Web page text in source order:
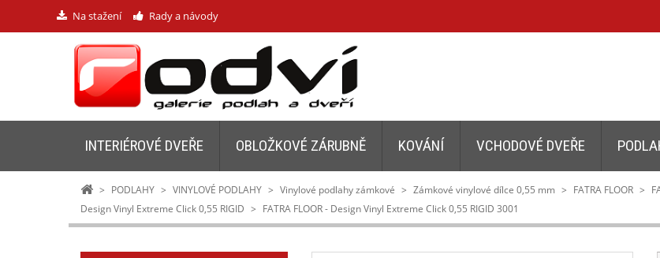
Na stažení Rady a návody
INTERIÉROVÉ DVEŘE OBLOŽKOVÉ ZÁRUBNĚ KOVÁNÍ VCHODOVÉ DVEŘE
> PODLAHY > VINYLOVÉ PODLAHY > Vinylové podlahy zámkové > Zámkové vinylové dílce 0,55 mm > FATRA FLOOR >
Design Vinyl Extreme Click 0,55 RIGID > FATRA FLOOR - Design Vinyl Extreme Click 0,55 RIGID 3001